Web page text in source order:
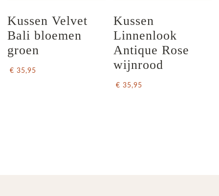
Kussen Velvet
Bali bloemen
groen
€ 35,95
Kussen
Linnenlook
Antique Rose
wijnrood
€ 35,95